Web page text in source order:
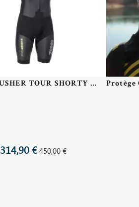
Zoggs RUSHER TOUR SHORTY Man - Combinaison Swimrun Homme
314,90 €450,00 €